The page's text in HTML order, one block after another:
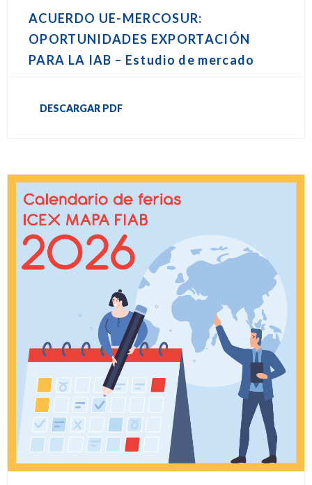
ACUERDO UE-MERCOSUR:
OPORTUNIDADES EXPORTACIÓN
PARA LA IAB – Estudio de mercado
DESCARGAR PDF